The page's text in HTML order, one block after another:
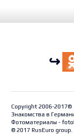
↪
Copyright 2006-2017©
Знакомства в
Фотоматериалы -
© 2017 RusEuro group.